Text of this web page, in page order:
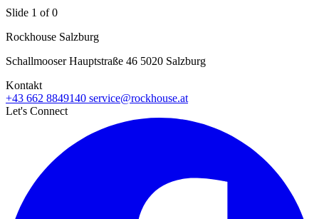
Slide 1 of 0
Rockhouse Salzburg
Schallmooser Hauptstraße 46 5020 Salzburg
Kontakt
+43 662 8849140 service@rockhouse.at
Let's Connect